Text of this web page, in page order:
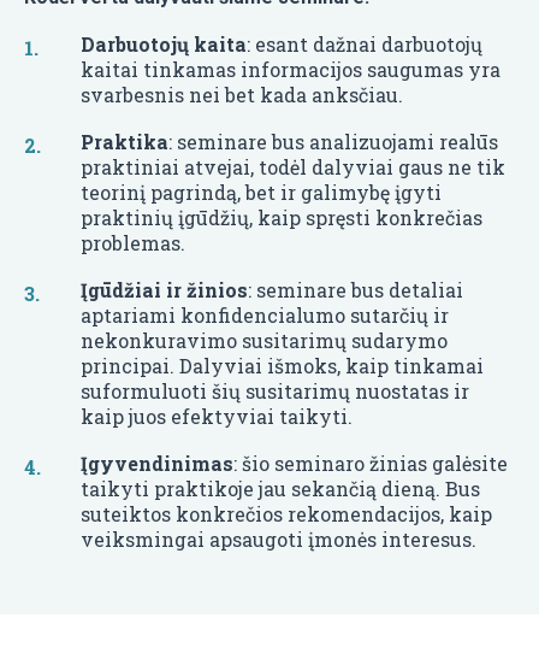
Darbuotojų kaita: esant dažnai darbuotojų
kaitai tinkamas informacijos saugumas yra
svarbesnis nei bet kada anksčiau.
Praktika: seminare bus analizuojami realūs
praktiniai atvejai, todėl dalyviai gaus ne tik
teorinį pagrindą, bet ir galimybę įgyti
praktinių įgūdžių, kaip spręsti konkrečias
problemas.
Įgūdžiai ir žinios: seminare bus detaliai
aptariami konfidencialumo sutarčių ir
nekonkuravimo susitarimų sudarymo
principai. Dalyviai išmoks, kaip tinkamai
suformuluoti šių susitarimų nuostatas ir
kaip juos efektyviai taikyti.
Įgyvendinimas: šio seminaro žinias galėsite
taikyti praktikoje jau sekančią dieną. Bus
suteiktos konkrečios rekomendacijos, kaip
veiksmingai apsaugoti įmonės interesus.